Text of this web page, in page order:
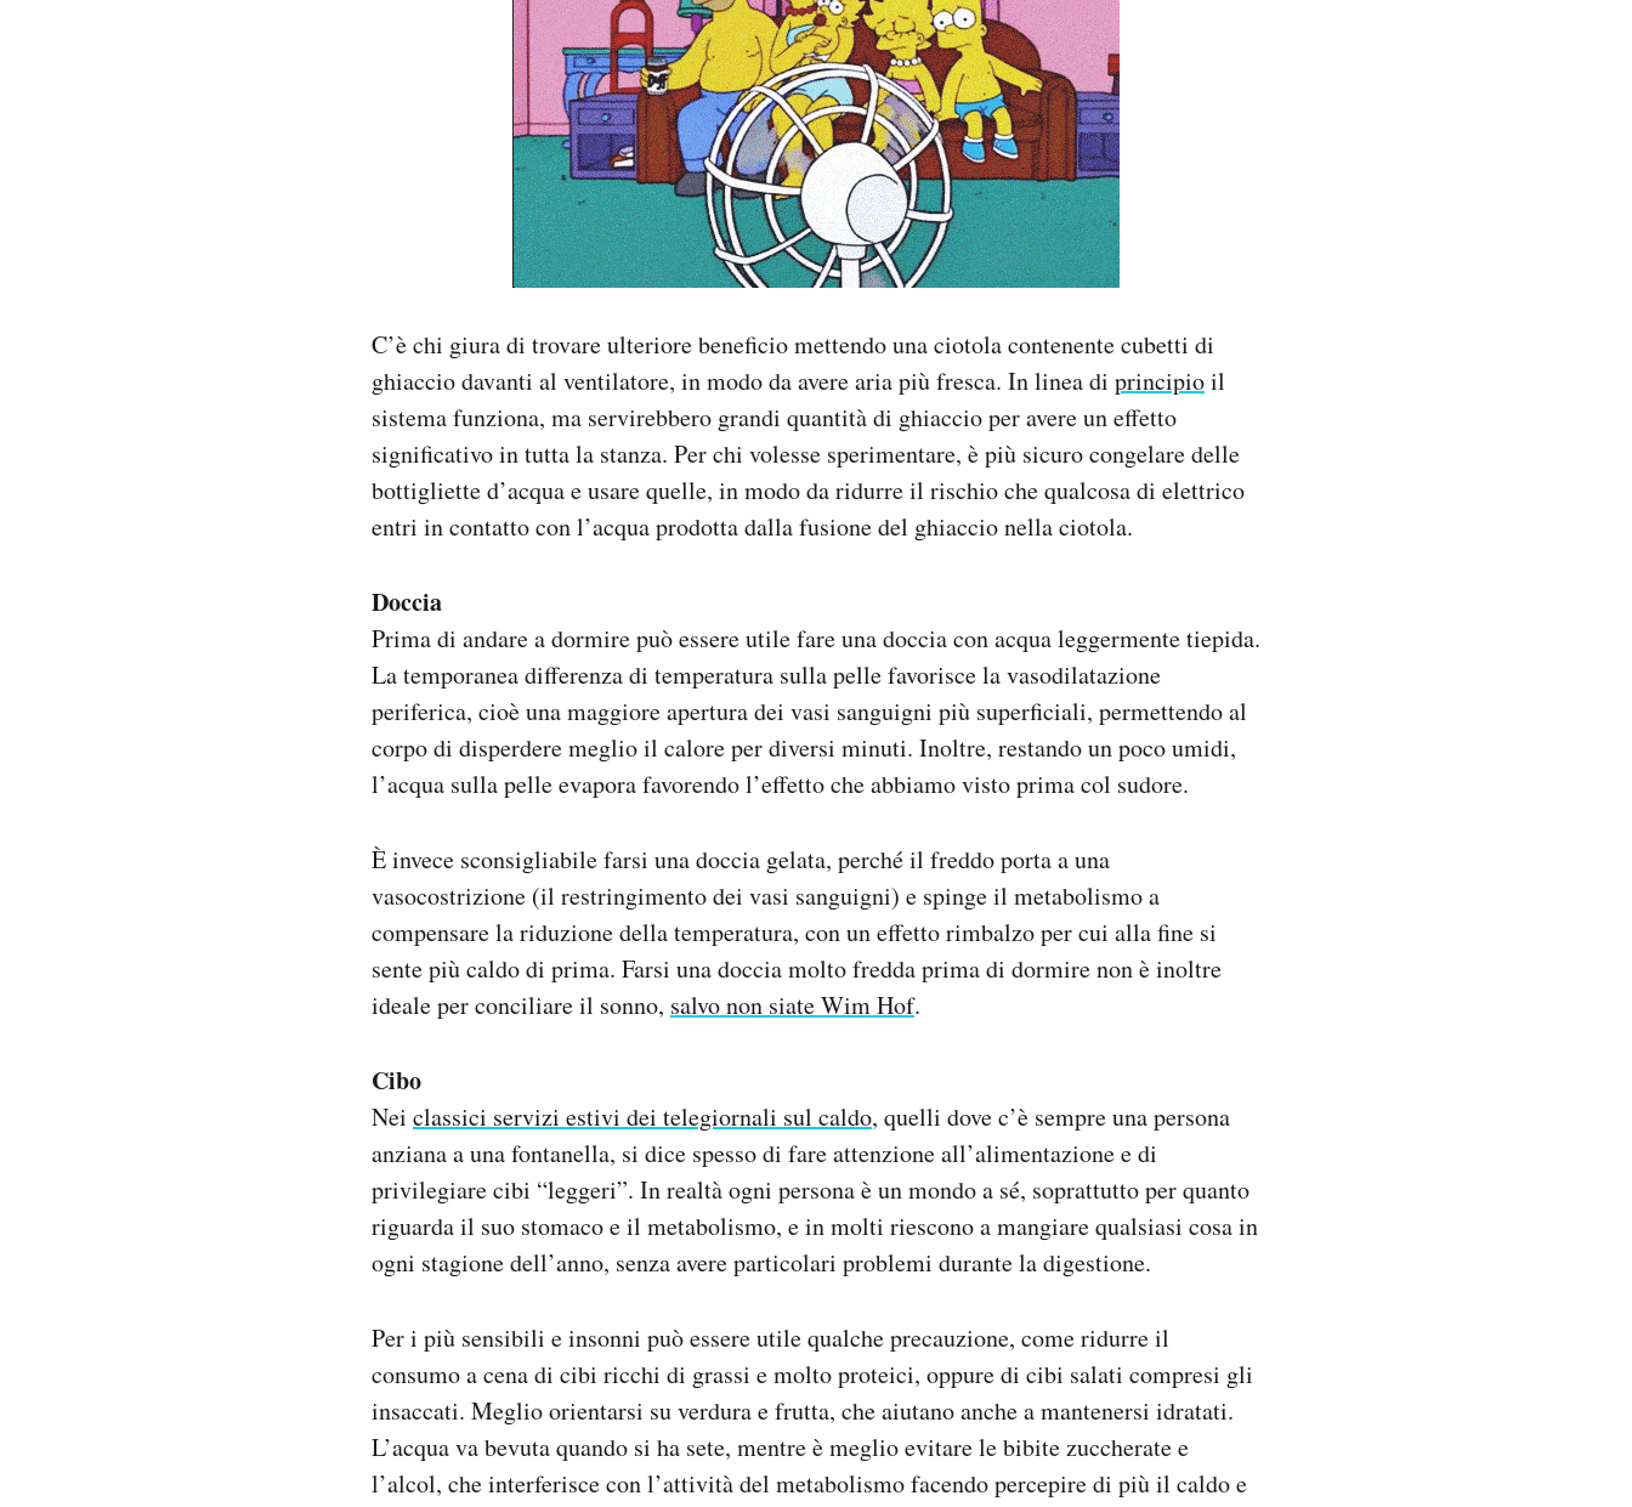
C’è chi giura di trovare ulteriore beneficio mettendo una ciotola contenente cubetti di
ghiaccio davanti al ventilatore, in modo da avere aria più fresca. In linea di principioil
sistema funziona, ma servirebbero grandi quantità di ghiaccio per avere un effetto
significativo in tutta la stanza. Per chi volesse sperimentare, è più sicuro congelare delle
bottigliette d’acqua e usare quelle, in modo da ridurre il rischio che qualcosa di elettrico
entri in contatto con l’acqua prodotta dalla fusione del ghiaccio nella ciotola.
Doccia
Prima di andare a dormire può essere utile fare una doccia con acqua leggermente tiepida.
La temporanea differenza di temperatura sulla pelle favorisce la vasodilatazione
periferica, cioè una maggiore apertura dei vasi sanguigni più superficiali, permettendo al
corpo di disperdere meglio il calore per diversi minuti. Inoltre, restando un poco umidi,
l’acqua sulla pelle evapora favorendo l’effetto che abbiamo visto prima col sudore.
È invece sconsigliabile farsi una doccia gelata, perché il freddo porta a una
vasocostrizione (il restringimento dei vasi sanguigni) e spinge il metabolismo a
compensare la riduzione della temperatura, con un effetto rimbalzo per cui alla fine si
sente più caldo di prima. Farsi una doccia molto fredda prima di dormire non è inoltre
ideale per conciliare il sonno, salvo non siate Wim Hof.
Cibo
Nei classici servizi estivi dei telegiornali sul caldo, quelli dove c’è sempre una persona
anziana a una fontanella, si dice spesso di fare attenzione all’alimentazione e di
privilegiare cibi “leggeri”. In realtà ogni persona è un mondo a sé, soprattutto per quanto
riguarda il suo stomaco e il metabolismo, e in molti riescono a mangiare qualsiasi cosa in
ogni stagione dell’anno, senza avere particolari problemi durante la digestione.
Per i più sensibili e insonni può essere utile qualche precauzione, come ridurre il
consumo a cena di cibi ricchi di grassi e molto proteici, oppure di cibi salati compresi gli
insaccati. Meglio orientarsi su verdura e frutta, che aiutano anche a mantenersi idratati.
L’acqua va bevuta quando si ha sete, mentre è meglio evitare le bibite zuccherate e
l’alcol, che interferisce con l’attività del metabolismo facendo percepire di più il caldo e